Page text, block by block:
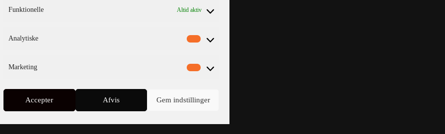
Funktionelle Altid aktiv
Analytiske
Marketing
Accepter Afvis Gem indstillinger
dig vores
nyhedsbrev